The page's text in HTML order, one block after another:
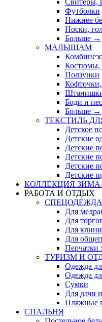
Свитеры,
Футболки
Нижнее
Носки,
Больше →
МАЛЫШАМ
Костюмы,
Ползунки
Боди и
Больше →
ТЕКСТИЛЬ
Детское
Детские
Детские
Детские
Детские
Детские
КОЛЛЕКЦИЯ ЗИМА-
РАБОТА И ОТДЫХ
СПЕЦОДЕЖДА
Для
Для
Для
Для
Перчатки
ТУРИЗМ И
Одежда
Одежда
Сумки
Для дачи
Пляжные
СПАЛЬНЯ